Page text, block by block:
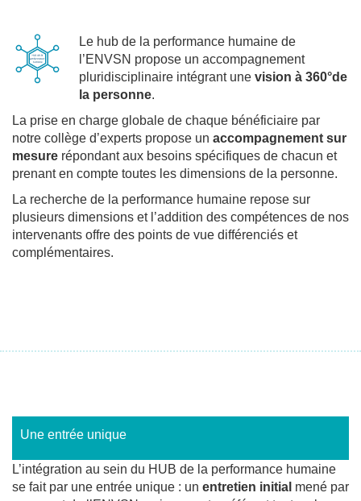
Le hub de la performance humaine de
l’ENVSN propose un accompagnement
pluridisciplinaire intégrant une vision à 360°de
la personne.
La prise en charge globale de chaque bénéficiaire par
notre collège d’experts propose un accompagnement sur
mesure répondant aux besoins spécifiques de chacun et
prenant en compte toutes les dimensions de la personne.
La recherche de la performance humaine repose sur
plusieurs dimensions et l’addition des compétences de nos
intervenants offre des points de vue différenciés et
complémentaires.
Une entrée unique
L’intégration au sein du HUB de la performance humaine
se fait par une entrée unique : un entretien initial mené par